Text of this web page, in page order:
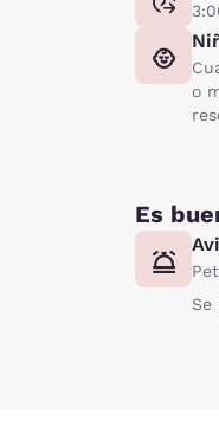
o
Es
Se